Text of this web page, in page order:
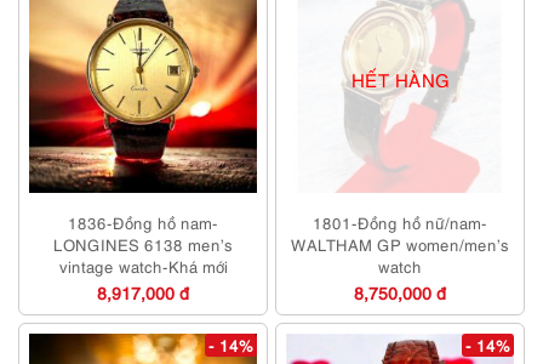
1836-Đồng hồ nam-
LONGINES 6138 men’s
vintage watch-Khá mới
8,917,000 đ
HẾT HÀNG
1801-Đồng hồ nữ/nam-
WALTHAM GP women/men’s
watch
8,750,000 đ
- 14% - 14%